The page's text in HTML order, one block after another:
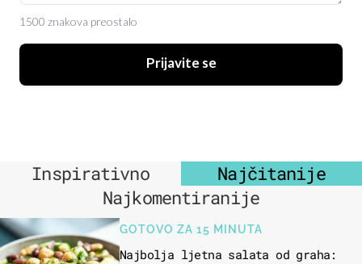
1500 znakova preostalo
Prijavite se
Inspirativno
Najčitanije
Najkomentiranije
GOTOVO ZA 15 MINUTA
Najbolja ljetna salata od graha: